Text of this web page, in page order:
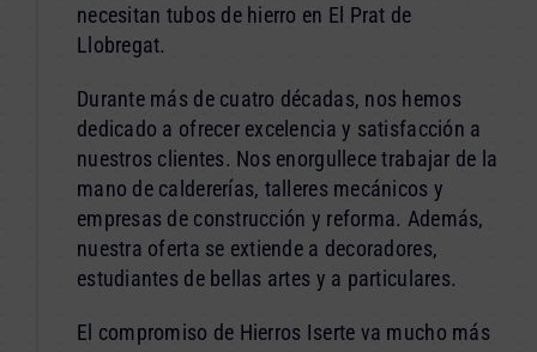
necesitan tubos de hierro en El Prat de
Llobregat.
Durante más de cuatro décadas, nos hemos
dedicado a ofrecer excelencia y satisfacción a
nuestros clientes. Nos enorgullece trabajar de la
mano de caldererías, talleres mecánicos y
empresas de construcción y reforma. Además,
nuestra oferta se extiende a decoradores,
estudiantes de bellas artes y a particulares.
El compromiso de Hierros Iserte va mucho más